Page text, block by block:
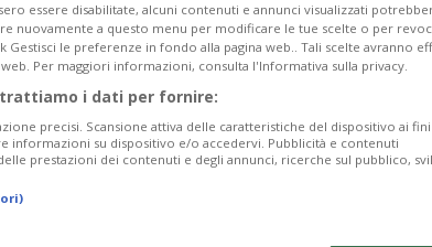
essere disabilitate, alcuni contenuti e annunci visualizzati
nuovamente a questo menu per modificare le tue scelte o per
Gestisci le preferenze in fondo alla pagina web.. Tali scelte avranno
Per maggiori informazioni, consulta l'Informativa sulla privacy.
i dati per fornire:
precisi. Scansione attiva delle caratteristiche del dispositivo ai fini
informazioni su dispositivo e/o accedervi. Pubblicità e contenuti
prestazioni dei contenuti e degli annunci, ricerche sul pubblico,